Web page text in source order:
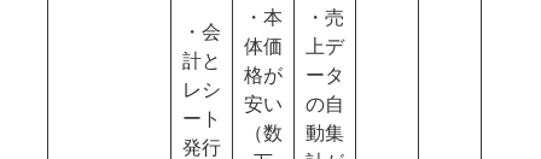
・会
計と
レシ
ート
発行
・本
体価
格が
安い
（数
・売
上デ
ータ
の自
動集